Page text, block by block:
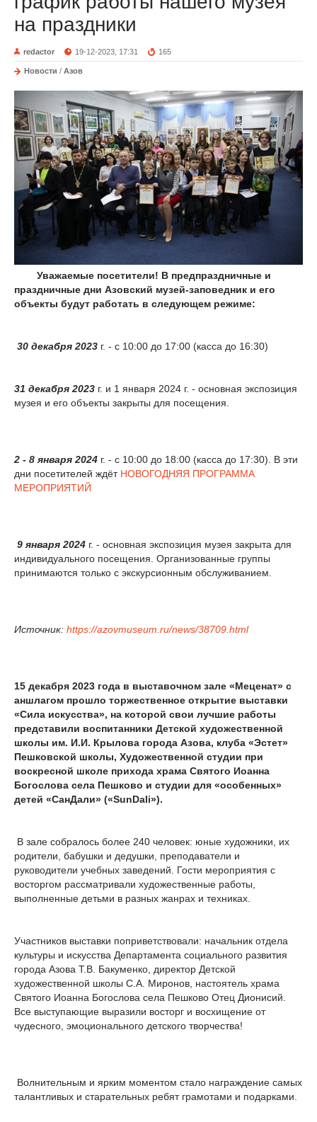
на праздники
redactor 19-12-2023, 17:31 165
Новости / Азов
Уважаемые посетители! В предпраздничные и
праздничные дни Азовский музей-заповедник и его
объекты будут работать в следующем режиме:
30 декабря 2023 г. - с 10:00 до 17:00 (касса до 16:30)
31 декабря 2023 г. и 1 января 2024 г. - основная экспозиция
музея и его объекты закрыты для посещения.
2 - 8 января 2024 г. - с 10:00 до 18:00 (касса до 17:30). В эти
дни посетителей ждёт НОВОГОДНЯЯ ПРОГРАММА
МЕРОПРИЯТИЙ
9 января 2024 г. - основная экспозиция музея закрыта для
индивидуального посещения. Организованные группы
принимаются только с экскурсионным обслуживанием.
Источник: https://azovmuseum.ru/news/38709.html
15 декабря 2023 года в выставочном зале «Меценат» с
аншлагом прошло торжественное открытие выставки
«Сила искусства», на которой свои лучшие работы
представили воспитанники Детской художественной
школы им. И.И. Крылова города Азова, клуба «Эстет»
Пешковской школы, Художественной студии при
воскресной школе прихода храма Святого Иоанна
Богослова села Пешково и студии для «особенных»
детей «СанДали» («SunDali»).
В зале собралось более 240 человек: юные художники, их
родители, бабушки и дедушки, преподаватели и
руководители учебных заведений. Гости мероприятия с
восторгом рассматривали художественные работы,
выполненные детьми в разных жанрах и техниках.
Участников выставки поприветствовали: начальник отдела
культуры и искусства Департамента социального развития
города Азова Т.В. Бакуменко, директор Детской
художественной школы С.А. Миронов, настоятель храма
Святого Иоанна Богослова села Пешково Отец Дионисий.
Все выступающие выразили восторг и восхищение от
чудесного, эмоционального детского творчества!
Волнительным и ярким моментом стало награждение самых
талантливых и старательных ребят грамотами и подарками.